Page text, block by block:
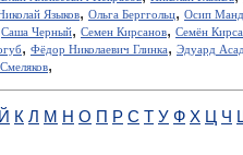
Языков, Ольга Берггольц, Осип
Саша Черный, Семен Кирсанов, Семён
, Фёдор Николаевич Глинка, Эдуард
,
Й К Л М Н О П Р С Т У Ф Х Ц Ч